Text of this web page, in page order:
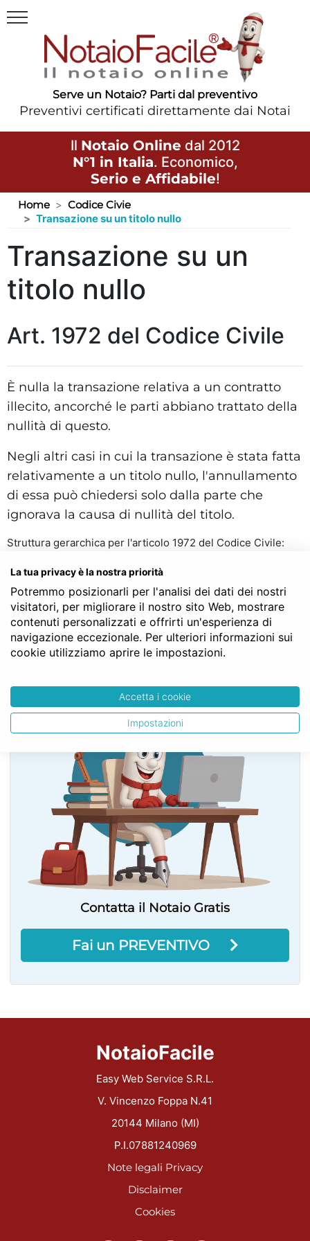
Serve un Notaio? Parti dal preventivo
Preventivi certificati direttamente dai Notai
Il Notaio Online dal 2012
N°1 in Italia. Economico,
Serio e Affidabile!
Home
Codice Civie
Transazione su un titolo nullo
Transazione su un
titolo nullo
Art. 1972 del Codice Civile
È nulla la transazione relativa a un contratto
illecito, ancorché le parti abbiano trattato della
nullità di questo.
Negli altri casi in cui la transazione è stata fatta
relativamente a un titolo nullo, l'annullamento
di essa può chiedersi solo dalla parte che
ignorava la causa di nullità del titolo.
Struttura gerarchica per l'articolo 1972 del Codice Civile:
LIBRO QUARTO - Delle obbligazioni
TITOLO III - Dei singoli contratti
Capo XXV - Della transazione
Art. 1972
Contatta il Notaio Gratis
Fai un PREVENTIVO
NotaioFacile
Easy Web Service S.R.L.
V. Vincenzo Foppa N.41
20144 Milano (MI)
P.I.07881240969
Note legali Privacy
Disclaimer
Cookies
La tua privacy è la nostra priorità
Potremmo posizionarli per l'analisi dei dati dei nostri
visitatori, per migliorare il nostro sito Web, mostrare
contenuti personalizzati e offrirti un'esperienza di
navigazione eccezionale. Per ulteriori informazioni sui
cookie utilizziamo aprire le impostazioni.
Accetta i cookie
Impostazioni